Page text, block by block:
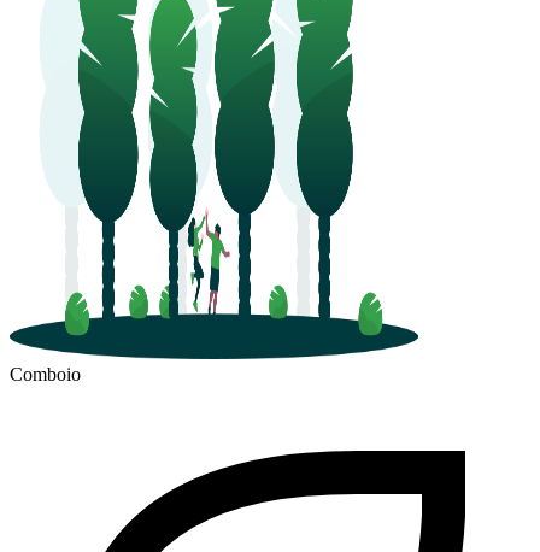
Comboio